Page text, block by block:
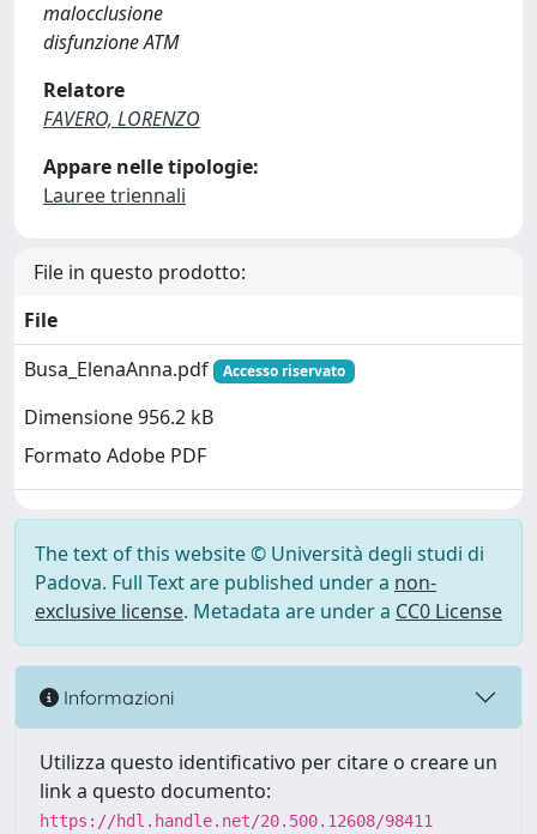
malocclusione
disfunzione ATM
Relatore
FAVERO, LORENZO
Appare nelle tipologie:
Lauree triennali
File in questo prodotto:
File
Busa_ElenaAnna.pdf
Accesso riservato
Dimensione 956.2 kB
Formato Adobe PDF
The text of this website © Università degli studi di
Padova. Full Text are published under a non-
exclusive license. Metadata are under a CC0 License
Informazioni
Utilizza questo identificativo per citare o creare un
link a questo documento:
https://hdl.handle.net/20.500.12608/98411